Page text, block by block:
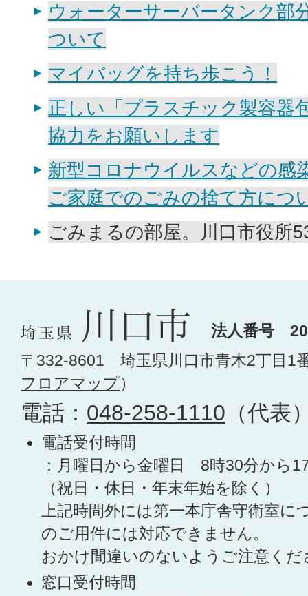
ウォーターサーバータンク部
ついて
マイバッグを持ち歩こう！
正しい「プラスチック製容器
協力をお願いします
新型コロナウイルスなどの感
ご家庭でのごみの捨て方につ
ごみまるの部屋。川口市役所
法人番号
〒332-8601 埼玉県川口市青木2丁目1
フロアマップ）
電話： 048-258-1110 （代表
電話受付時間
：月曜日から金曜日 8時30分から
（祝日・休日・年末年始を除く）
上記時間外には第一本庁舎守衛室に
のご用件には対応できません。
おかけ間違いのないようご注意くだ
窓口受付時間